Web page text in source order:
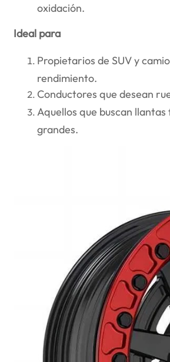
oxidación.
Ideal para
Propietarios de SUV y
rendimiento.
Conductores que desean
Aquellos que buscan
grandes.